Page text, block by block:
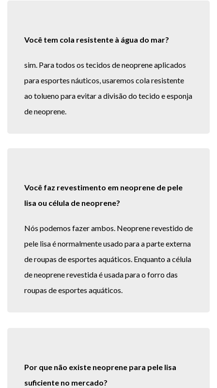
Você tem cola resistente à água do mar?
sim. Para todos os tecidos de neoprene aplicados
para esportes náuticos, usaremos cola resistente
ao tolueno para evitar a divisão do tecido e esponja
de neoprene.
Você faz revestimento em neoprene de pele
lisa ou célula de neoprene?
Nós podemos fazer ambos. Neoprene revestido de
pele lisa é normalmente usado para a parte externa
de roupas de esportes aquáticos. Enquanto a célula
de neoprene revestida é usada para o forro das
roupas de esportes aquáticos.
Por que não existe neoprene para pele lisa
suficiente no mercado?